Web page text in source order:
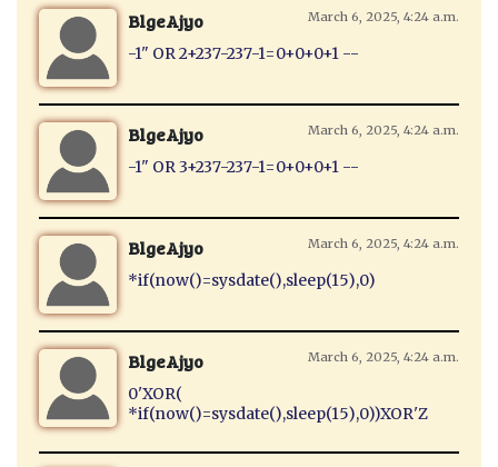
BlgeAjyo March 6, 2025, 4:24 a.m.
-1" OR 2+237-237-1=0+0+0+1 --
BlgeAjyo March 6, 2025, 4:24 a.m.
-1" OR 3+237-237-1=0+0+0+1 --
BlgeAjyo March 6, 2025, 4:24 a.m.
*if(now()=sysdate(),sleep(15),0)
BlgeAjyo March 6, 2025, 4:24 a.m.
0'XOR(
*if(now()=sysdate(),sleep(15),0))XOR'Z